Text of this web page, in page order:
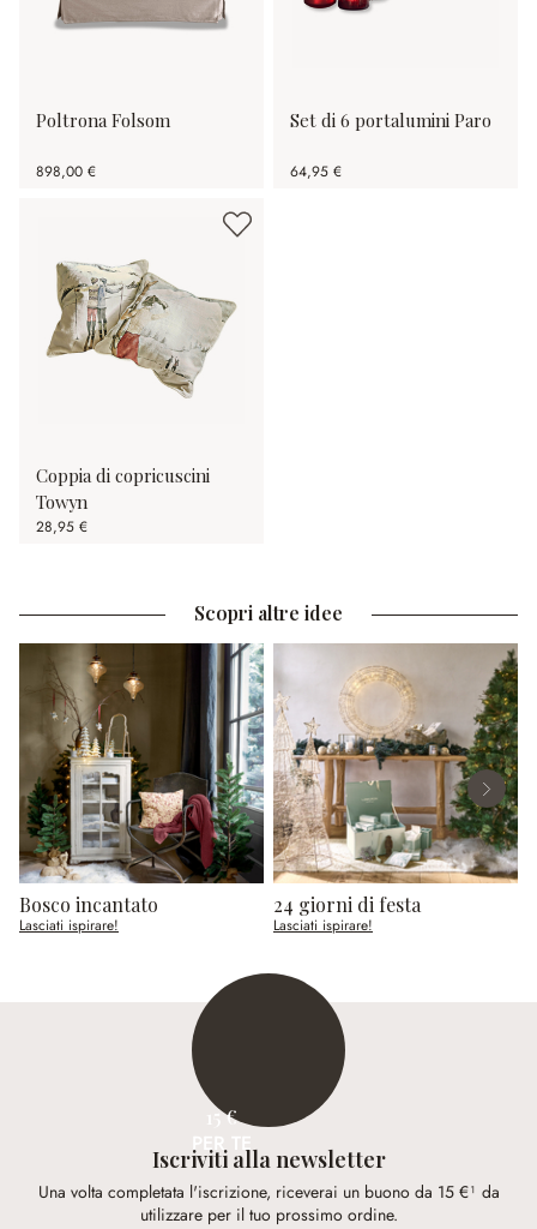
Poltrona Folsom
898,00 €
Set di 6 portalumini Paro
64,95 €
Coppia di copricuscini
Towyn
28,95 €
Scopri altre idee
Bosco incantato
Lasciati ispirare!
24 giorni di festa
Lasciati ispirare!
15 €
PER TE
Iscriviti alla newsletter
Una volta completata l'iscrizione, riceverai un buono da 15 €¹ da
utilizzare per il tuo prossimo ordine.